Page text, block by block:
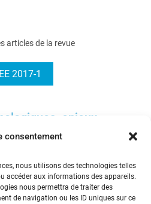
consentement
nous utilisons des technologies telles
accéder aux informations des appareils.
nous permettra de traiter des
de navigation ou les ID uniques sur ce
articles de la revue
2017-1
enjeux
failles du